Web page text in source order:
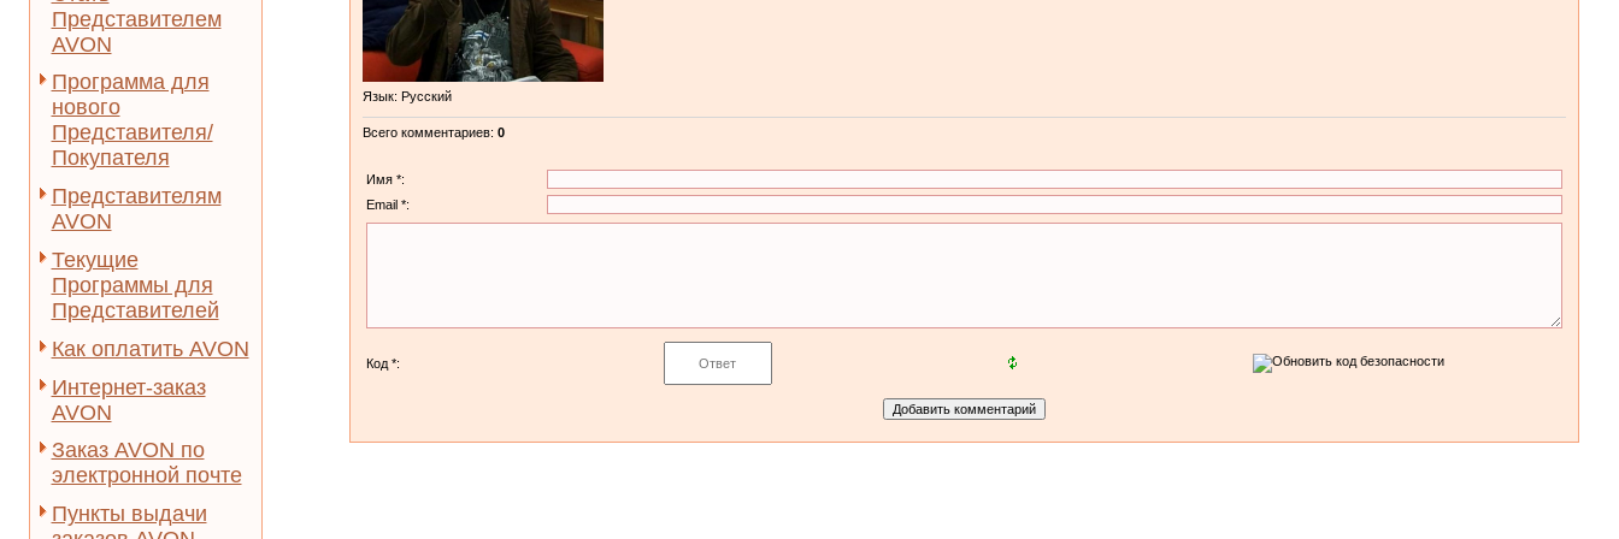
Представителем
AVON
Программа для
нового
Представителя/
Покупателя
Представителям
AVON
Текущие
Программы для
Представителей
Как оплатить AVON
Интернет-заказ
AVON
Заказ AVON по
электронной почте
Пункты выдачи
Язык: Русский
Всего комментариев: 0
Имя *:
Email *:
Код *: